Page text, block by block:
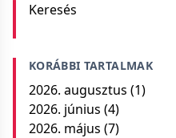
Keresés
KORÁBBI TARTALMAK
2026. augusztus (1)
2026. június (4)
2026. május (7)